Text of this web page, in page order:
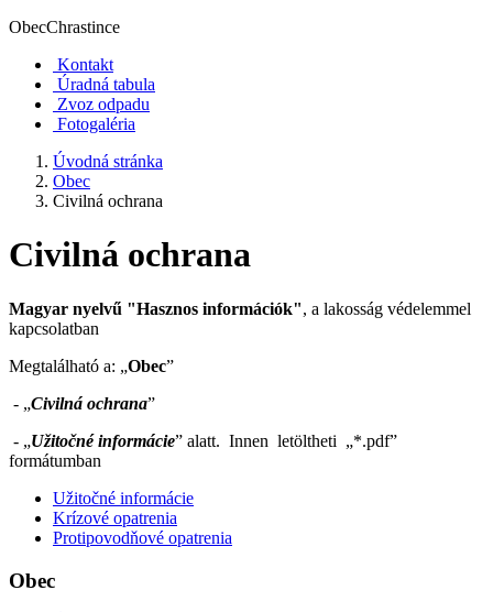
ObecChrastince
Kontakt
Úradná tabula
Zvoz odpadu
Fotogaléria
Úvodná stránka
Obec
Civilná ochrana
Civilná ochrana
Magyar nyelvű "Hasznos információk", a lakosság védelemmel
kapcsolatban
Megtalálható a: „Obec”
- „Civilná ochrana”
- „Užitočné informácie” alatt. Innen letöltheti „*.pdf”
formátumban
Užitočné informácie
Krízové opatrenia
Protipovodňové opatrenia
Obec